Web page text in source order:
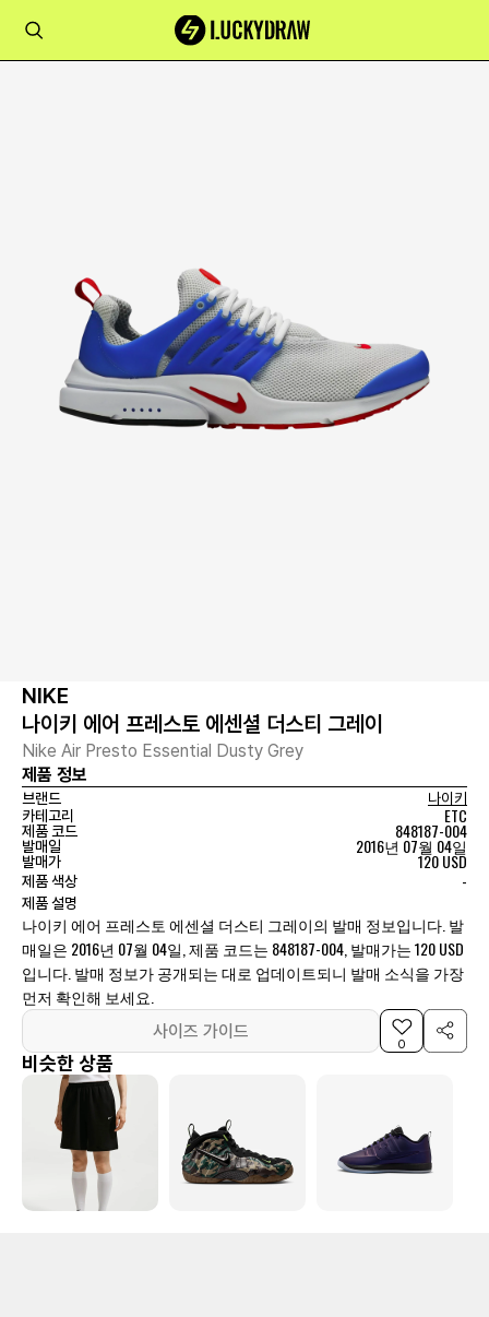
NIKE
나이키 에어 프레스토 에센셜 더스티 그레이
Nike Air Presto Essential Dusty Grey
제품 정보
브랜드
나이키
카테고리
ETC
제품 코드 848187-004
발매일 2016년 07월 04일
발매가 120 USD
제품 색상 -
제품 설명
나이키 에어 프레스토 에센셜 더스티 그레이의 발매 정보입니다. 발
매일은 2016년 07월 04일, 제품 코드는 848187-004, 발매가는 120 USD
입니다. 발매 정보가 공개되는 대로 업데이트되니 발매 소식을 가장
먼저 확인해 보세요.
사이즈 가이드
0
비슷한 상품